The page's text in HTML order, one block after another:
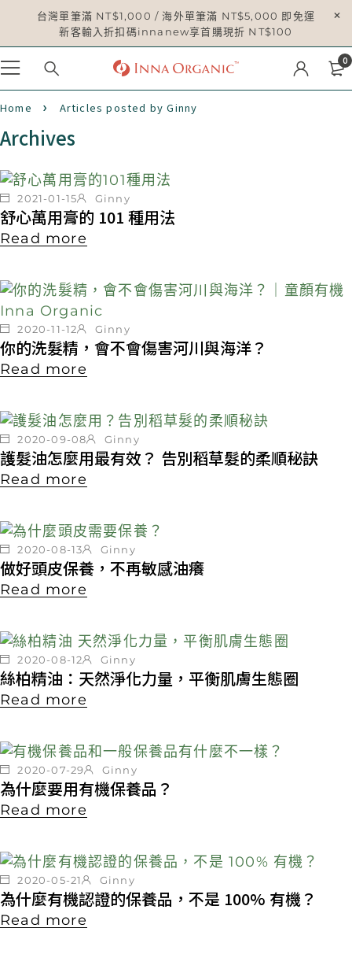
台灣單筆滿 NT$1,000 / 海外單筆滿 NT$5,000 即免運
新客輸入折扣碼innanew享首購現折 NT$100
0
Home Articles posted by Ginny
Archives
2021-01-15 Ginny
舒心萬用膏的 101 種用法
Read more
2020-11-12 Ginny
你的洗髮精，會不會傷害河川與海洋？
Read more
2020-09-08 Ginny
護髮油怎麼用最有效？ 告別稻草髮的柔順秘訣
Read more
2020-08-13 Ginny
做好頭皮保養，不再敏感油癢
Read more
2020-08-12 Ginny
絲柏精油：天然淨化力量，平衡肌膚生態圈
Read more
2020-07-29 Ginny
為什麼要用有機保養品？
Read more
2020-05-21 Ginny
為什麼有機認證的保養品，不是 100% 有機？
Read more